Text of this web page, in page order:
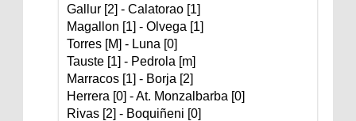
Gallur [2] - Calatorao [1]
Magallon [1] - Olvega [1]
Torres [M] - Luna [0]
Tauste [1] - Pedrola [m]
Marracos [1] - Borja [2]
Herrera [0] - At. Monzalbarba [0]
Rivas [2] - Boquiñeni [0]